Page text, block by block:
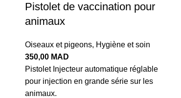
Pistolet de vaccination pour
animaux
Oiseaux et pigeons, Hygiène et soin
350,00 MAD
Pistolet Injecteur automatique réglable
pour injection en grande série sur les
animaux.